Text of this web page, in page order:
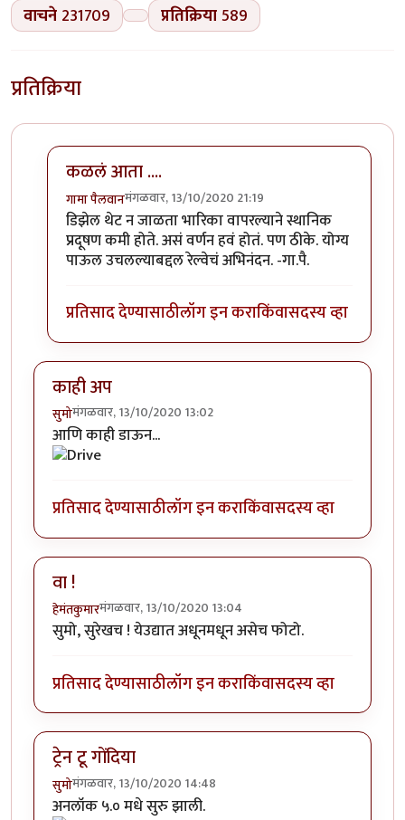
वाचने 231709 प्रतिक्रिया589
प्रतिक्रिया
कळलं आता ....
गामा पैलवानमंगळवार, 13/10/2020 21:19
In reply toबातमीbyहेमंतकुमार
डिझेल थेट न जाळता भारिका वापरल्याने स्थानिक
प्रदूषण कमी होते. असं वर्णन हवं होतं. पण ठीके. योग्य
पाऊल उचलल्याबद्दल रेल्वेचं अभिनंदन. -गा.पै.
प्रतिसाद देण्यासाठीलॉग इन कराकिंवासदस्य व्हा
काही अप
सुमोमंगळवार, 13/10/2020 13:02
आणि काही डाऊन...
प्रतिसाद देण्यासाठीलॉग इन कराकिंवासदस्य व्हा
वा !
हेमंतकुमारमंगळवार, 13/10/2020 13:04
सुमो, सुरेखच ! येउद्यात अधूनमधून असेच फोटो.
प्रतिसाद देण्यासाठीलॉग इन कराकिंवासदस्य व्हा
ट्रेन टू गोंदिया
सुमोमंगळवार, 13/10/2020 14:48
अनलॉक ५.० मधे सुरु झाली.